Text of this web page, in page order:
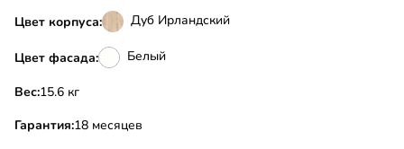
Цвет корпуса: Дуб Ирландский
Цвет фасада: Белый
Вес:
15.6 кг
Гарантия:18 месяцев